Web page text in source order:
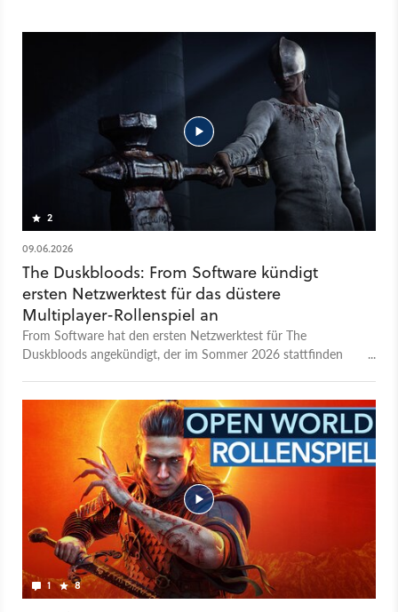
2
09.06.2026
The Duskbloods: From Software kündigt
ersten Netzwerktest für das düstere
Multiplayer-Rollenspiel an
From Software hat den ersten Netzwerktest für The
Duskbloods angekündigt, der im Sommer 2026 stattfinden
dauern! Für euch heißt das vor allem eine Chance darauf, das
neue From Soft-Spiel selbst auszuprobieren.
1 8